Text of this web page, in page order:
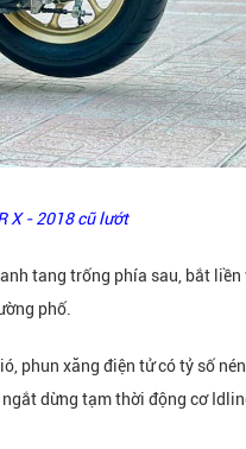
X - 2018 cũ lướt
tang trống phía sau, bắt
phố.
phun xăng điện tử có tỷ số
dừng tạm thời động cơ